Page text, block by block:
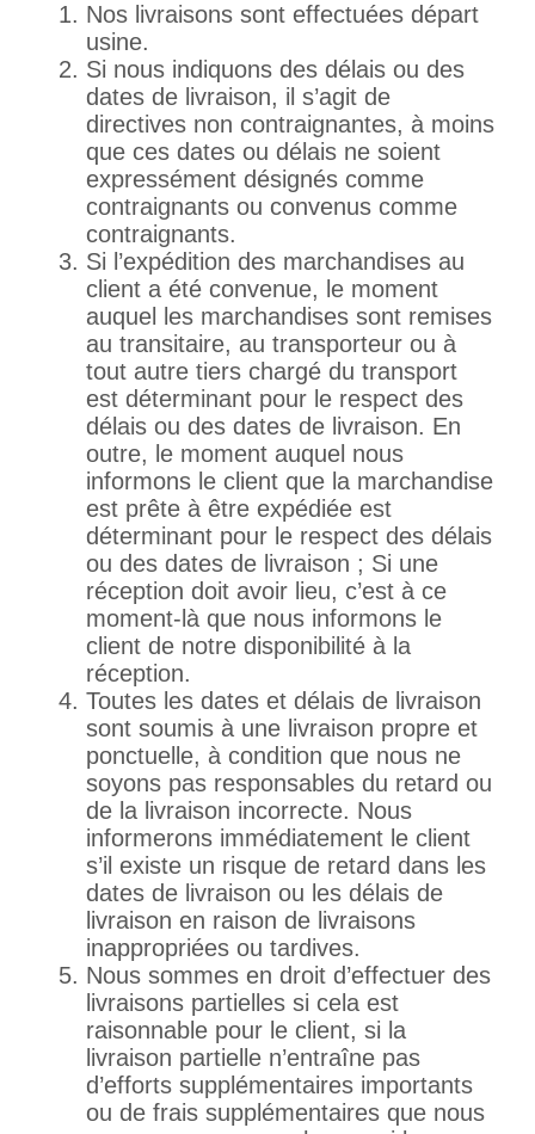
Nos livraisons sont effectuées départ
usine.
Si nous indiquons des délais ou des
dates de livraison, il s’agit de
directives non contraignantes, à moins
que ces dates ou délais ne soient
expressément désignés comme
contraignants ou convenus comme
contraignants.
Si l’expédition des marchandises au
client a été convenue, le moment
auquel les marchandises sont remises
au transitaire, au transporteur ou à
tout autre tiers chargé du transport
est déterminant pour le respect des
délais ou des dates de livraison. En
outre, le moment auquel nous
informons le client que la marchandise
est prête à être expédiée est
déterminant pour le respect des délais
ou des dates de livraison ; Si une
réception doit avoir lieu, c’est à ce
moment-là que nous informons le
client de notre disponibilité à la
réception.
Toutes les dates et délais de livraison
sont soumis à une livraison propre et
ponctuelle, à condition que nous ne
soyons pas responsables du retard ou
de la livraison incorrecte. Nous
informerons immédiatement le client
s’il existe un risque de retard dans les
dates de livraison ou les délais de
livraison en raison de livraisons
inappropriées ou tardives.
Nous sommes en droit d’effectuer des
livraisons partielles si cela est
raisonnable pour le client, si la
livraison partielle n’entraîne pas
d’efforts supplémentaires importants
ou de frais supplémentaires que nous